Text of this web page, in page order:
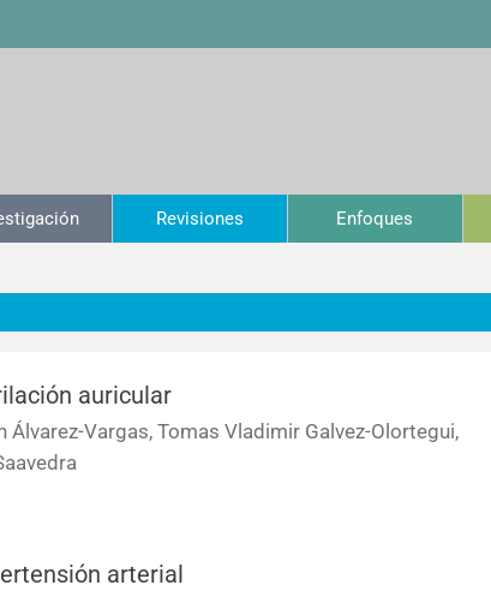
Revisiones Enfoques
auricular
Vargas, Tomas Vladimir Galvez-Olortegui,
arterial